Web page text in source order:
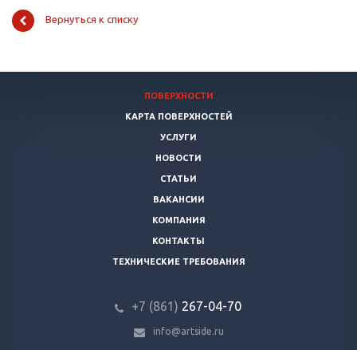
Вернуться к списку
ПОВЕРХНОСТИ
КАРТА ПОВЕРХНОСТЕЙ
УСЛУГИ
НОВОСТИ
СТАТЬИ
ВАКАНСИИ
КОМПАНИЯ
КОНТАКТЫ
ТЕХНИЧЕСКИЕ ТРЕБОВАНИЯ
+7 (861) 267-04-70
info@artside.ru